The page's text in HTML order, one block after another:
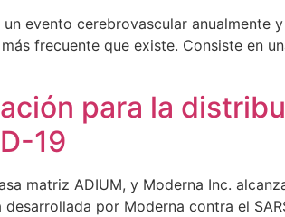
evento cerebrovascular anualmente
frecuente que existe. Consiste en
para la
19
matriz ADIUM, y Moderna Inc.
por Moderna contra el